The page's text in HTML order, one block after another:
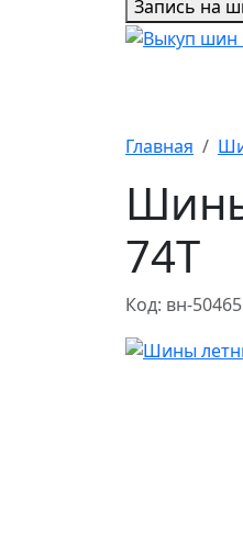
Запись на
Главная
74T
Код: вн-50465